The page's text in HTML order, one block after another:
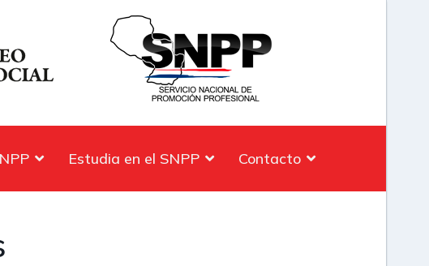
Estudia en el SNPP Contacto